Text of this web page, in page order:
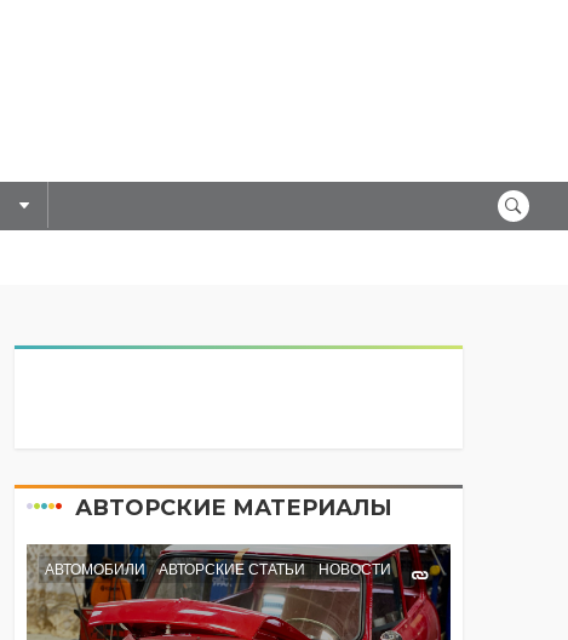
АВТОРСКИЕ МАТЕРИАЛЫ
АВТОМОБИЛИ АВТОРСКИЕ СТАТЬИ НОВОСТИ